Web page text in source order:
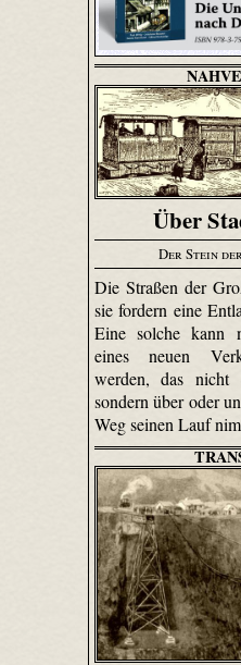
Über
Der Stein
Die Straßen der
sie fordern eine
Eine solche kann
eines neuen
werden, das nicht
sondern über oder
Weg seinen Lauf